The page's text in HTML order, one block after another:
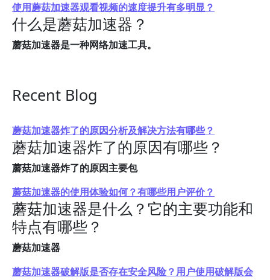
使用蘑菇加速器观看视频的速度提升有多明显？
什么是蘑菇加速器？
蘑菇加速器是一种网络加速工具。
Recent Blog
蘑菇加速器炸了的原因分析及解决方法有哪些？
蘑菇加速器炸了的原因有哪些？
蘑菇加速器炸了的原因主要包
蘑菇加速器的使用体验如何？有哪些用户评价？
蘑菇加速器是什么？它的主要功能和
特点有哪些？
蘑菇加速器
蘑菇加速器破解版是否存在安全风险？用户使用破解版会